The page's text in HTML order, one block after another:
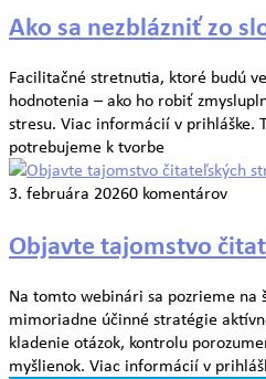
Ako sa nezblázniť zo
Facilitačné stretnutia, ktoré budú
hodnotenia – ako ho robiť
stresu. Viac informácií v prihláške.
potrebujeme k tvorbe
3. februára 20260 komentárov
Objavte tajomstvo
Na tomto webinári sa pozrieme na
mimoriadne účinné stratégie
kladenie otázok, kontrolu
myšlienok. Viac informácií v